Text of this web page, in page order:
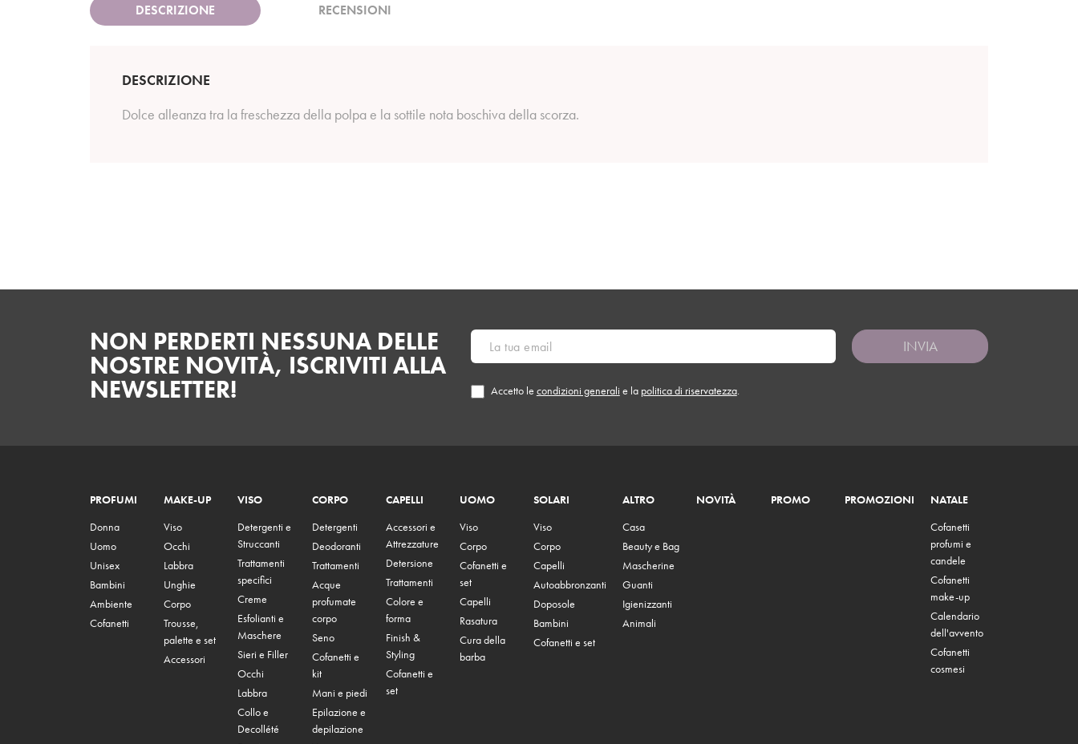
DESCRIZIONE RECENSIONI
DESCRIZIONE
Dolce alleanza tra la freschezza della polpa e la sottile nota boschiva della scorza.
NON PERDERTI NESSUNA DELLE
NOSTRE NOVITÀ, ISCRIVITI ALLA
NEWSLETTER! Accetto le condizioni generali e la politica di riservatezza.
INVIA
PROFUMI
Donna
Uomo
Unisex
Bambini
Ambiente
Cofanetti
MAKE-UP
Viso
Occhi
Labbra
Unghie
Corpo
Trousse,
palette e set
Accessori
VISO
Detergenti e
Struccanti
Trattamenti
specifici
Creme
Esfolianti e
Maschere
Sieri e Filler
Occhi
Labbra
Collo e
Decollété
CORPO
Detergenti
Deodoranti
Trattamenti
Acque
profumate
corpo
Seno
Cofanetti e
kit
Mani e piedi
Epilazione e
depilazione
CAPELLI
Accessori e
Attrezzature
Detersione
Trattamenti
Colore e
forma
Finish &
Styling
Cofanetti e
set
UOMO
Viso
Corpo
Cofanetti e
set
Capelli
Rasatura
Cura della
barba
SOLARI
Viso
Corpo
Capelli
Autoabbronzanti
Doposole
Bambini
Cofanetti e set
ALTRO
Casa
Beauty e Bag
Mascherine
Guanti
Igienizzanti
Animali
NOVITÀ PROMO PROMOZIONI
NATALE
Cofanetti
profumi e
candele
Cofanetti
make-up
Calendario
dell'avvento
Cofanetti
cosmesi